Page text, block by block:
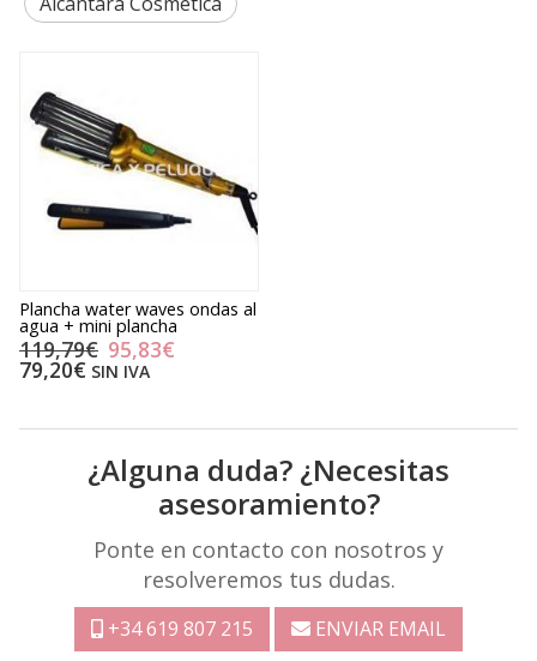
Plancha water waves ondas al
agua + mini plancha
119,79€ 95,83€
79,20€ SIN IVA
¿Alguna duda? ¿Necesitas
asesoramiento?
Ponte en contacto con nosotros y
resolveremos tus dudas.
+34 619 807 215 ENVIAR EMAIL